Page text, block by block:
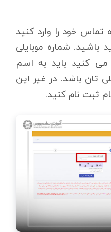
خود را وارد کنید
باشید. شماره موبایلی
کنید باید به اسم
تان باشد. در غیر این
ثبت نام کنید.